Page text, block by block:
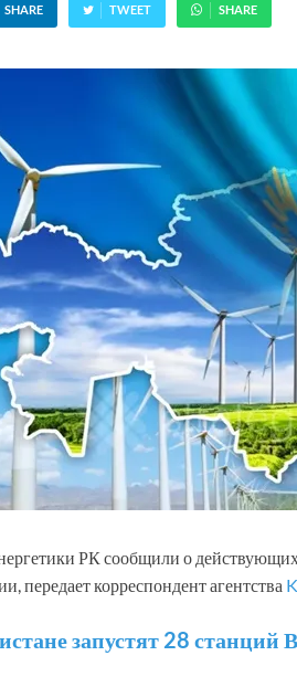
SHARE TWEET SHARE
РК сообщили о
передает корреспондент агентства
запустят 28